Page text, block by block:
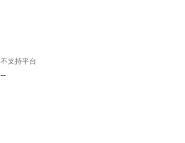
不支持平台
--